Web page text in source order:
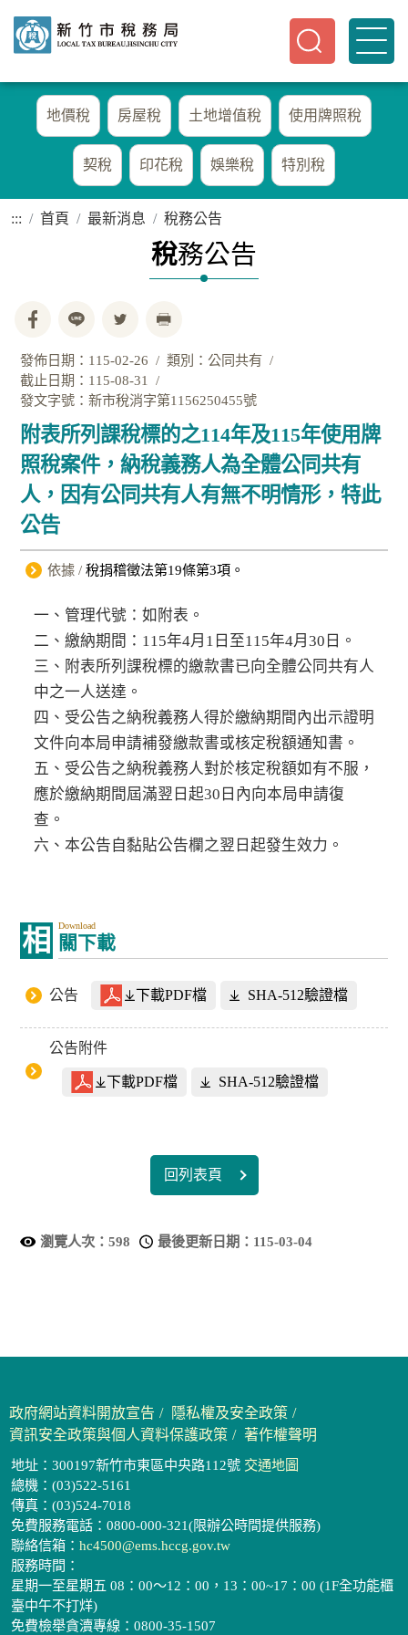
地價稅 房屋稅 土地增值稅 使用牌照稅
契稅 印花稅 娛樂稅 特別稅
::: 首頁 最新消息 稅務公告
稅務公告
發佈日期：115-02-26
類別：公同共有
截止日期：115-08-31
發文字號：新市稅消字第1156250455號
附表所列課稅標的之114年及115年使用牌
照稅案件，納稅義務人為全體公同共有
人，因有公同共有人有無不明情形，特此
公告
依據 / 稅捐稽徵法第19條第3項。
一、管理代號：如附表。
二、繳納期間：115年4月1日至115年4月30日。
三、附表所列課稅標的繳款書已向全體公同共有人
中之一人送達。
四、受公告之納稅義務人得於繳納期間內出示證明
文件向本局申請補發繳款書或核定稅額通知書。
五、受公告之納稅義務人對於核定稅額如有不服，
應於繳納期間屆滿翌日起30日內向本局申請復
查。
六、本公告自黏貼公告欄之翌日起發生效力。
相 Download
關下載
公告 下載PDF檔 SHA-512驗證檔
公告附件
下載PDF檔 SHA-512驗證檔
回列表頁
瀏覽人次： 598 最後更新日期： 115-03-04
政府網站資料開放宣告
隱私權及安全政策
資訊安全政策與個人資料保護政策
著作權聲明
地址：300197新竹市東區中央路112號 交通地圖
總機：(03)522-5161
傳真：(03)524-7018
免費服務電話：0800-000-321(限辦公時間提供服務)
聯絡信箱： hc4500@ems.hccg.gov.tw
服務時間：
星期一至星期五 08：00～12：00，13：00~17：00 (1F全功能櫃
臺中午不打烊)
免費檢舉貪瀆專線：0800-35-1507